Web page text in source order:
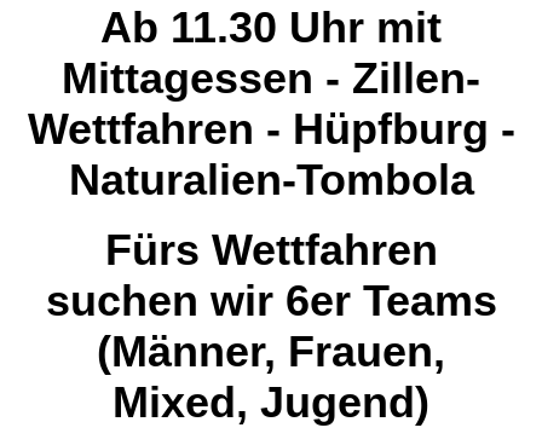
Ab 11.30 Uhr mit
Mittagessen - Zillen-
Wettfahren - Hüpfburg -
Naturalien-Tombola
Fürs Wettfahren
suchen wir 6er Teams
(Männer, Frauen,
Mixed, Jugend)